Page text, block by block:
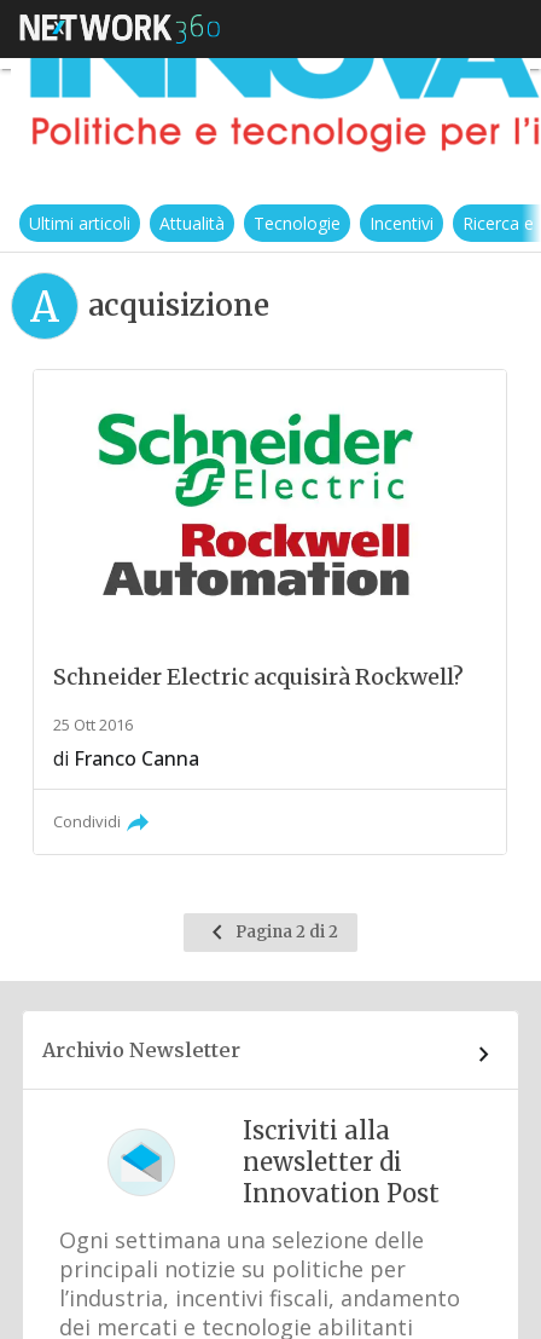
Ultimi articoli Attualità Tecnologie Incentivi Ricerca
A acquisizione
Schneider Electric acquisirà Rockwell?
25 Ott 2016
di Franco Canna
Condividi
Pagina
precedente
Pagina 2 di 2
Archivio Newsletter
Iscriviti alla
newsletter di
Innovation Post
Ogni settimana una selezione delle
principali notizie su politiche per
l’industria, incentivi fiscali, andamento
dei mercati e tecnologie abilitanti